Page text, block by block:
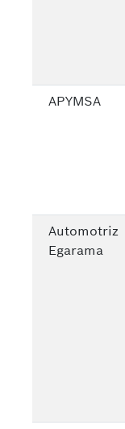
APYMSA
Automotriz
Egarama